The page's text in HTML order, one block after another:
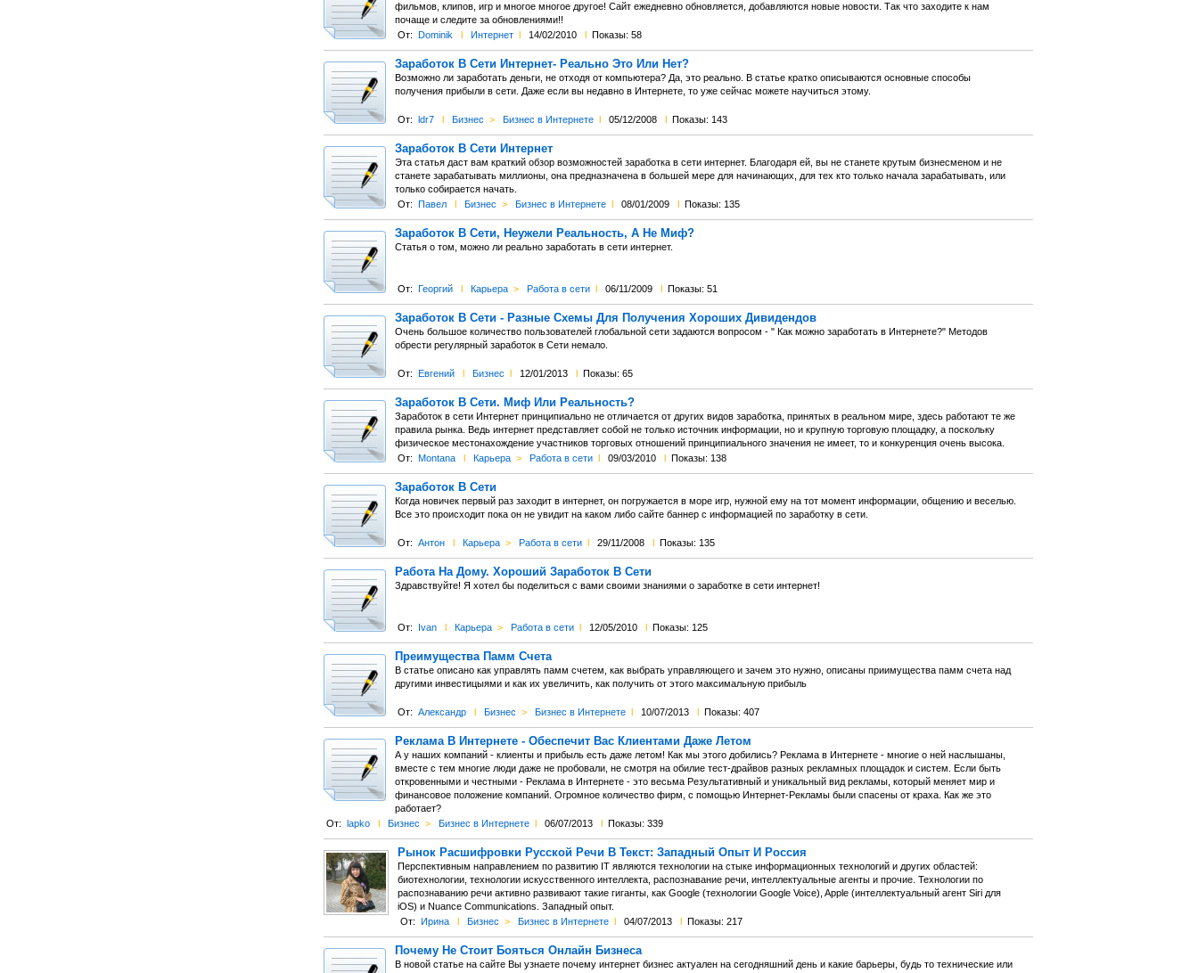
фильмов, клипов, игр и многое многое другое! Сайт ежедневно обновляется, добавляются новые новости. Так что заходите к нам
почаще и следите за обновлениями!!
От: Dominik l Интернет l 14/02/2010 l Показы: 58
Заработок В Сети Интернет- Реально Это Или Нет?
Возможно ли заработать деньги, не отходя от компьютера? Да, это реально. В статье кратко описываются основные способы
получения прибыли в сети. Даже если вы недавно в Интернете, то уже сейчас можете научиться этому.
От: ldr7 l Бизнес > Бизнес в Интернете l 05/12/2008 l Показы: 143
Заработок В Сети Интернет
Эта статья даст вам краткий обзор возможностей заработка в сети интернет. Благодаря ей, вы не станете крутым бизнесменом и не
станете зарабатывать миллионы, она предназначена в большей мере для начинающих, для тех кто только начала зарабатывать, или
только собирается начать.
От: Павел l Бизнес > Бизнес в Интернете l 08/01/2009 l Показы: 135
Заработок В Сети, Неужели Реальность, А Не Миф?
Статья о том, можно ли реально заработать в сети интернет.
От: Георгий l Карьера > Работа в сети l 06/11/2009 l Показы: 51
Заработок В Сети - Разные Схемы Для Получения Хороших Дивидендов
Очень большое количество пользователей глобальной сети задаются вопросом - " Как можно заработать в Интернете?" Методов
обрести регулярный заработок в Сети немало.
От: Евгений l Бизнес l 12/01/2013 l Показы: 65
Заработок В Сети. Миф Или Реальность?
Заработок в сети Интернет принципиально не отличается от других видов заработка, принятых в реальном мире, здесь работают те же
правила рынка. Ведь интернет представляет собой не только источник информации, но и крупную торговую площадку, а поскольку
физическое местонахождение участников торговых отношений принципиального значения не имеет, то и конкуренция очень высока.
От: Montana l Карьера > Работа в сети l 09/03/2010 l Показы: 138
Заработок В Сети
Когда новичек первый раз заходит в интернет, он погружается в море игр, нужной ему на тот момент информации, общению и веселью.
Все это происходит пока он не увидит на каком либо сайте баннер с информацией по заработку в сети.
От: Антон l Карьера > Работа в сети l 29/11/2008 l Показы: 135
Работа На Дому. Хороший Заработок В Сети
Здравствуйте! Я хотел бы поделиться с вами своими знаниями о заработке в сети интернет!
От: Ivan l Карьера > Работа в сети l 12/05/2010 l Показы: 125
Преимущества Памм Счета
В статье описано как управлять памм счетем, как выбрать управляющего и зачем это нужно, описаны приимущества памм счета над
другими инвестицыями и как их увеличить, как получить от этого максимальную прибыль
От: Александр l Бизнес > Бизнес в Интернете l 10/07/2013 l Показы: 407
Реклама В Интернете - Обеспечит Вас Клиентами Даже Летом
А у наших компаний - клиенты и прибыль есть даже летом! Как мы этого добились? Реклама в Интернете - многие о ней наслышаны,
вместе с тем многие люди даже не пробовали, не смотря на обилие тест-драйвов разных рекламных площадок и систем. Если быть
откровенными и честными - Реклама в Интернете - это весьма Результативный и уникальный вид рекламы, который меняет мир и
финансовое положение компаний. Огромное количество фирм, с помощью Интернет-Рекламы были спасены от краха. Как же это
работает?
От: lapko l Бизнес > Бизнес в Интернете l 06/07/2013 l Показы: 339
Рынок Расшифровки Русской Речи В Текст: Западный Опыт И Россия
Перспективным направлением по развитию IT являются технологии на стыке информационных технологий и других областей:
биотехнологии, технологии искусственного интеллекта, распознавание речи, интеллектуальные агенты и прочие. Технологии по
распознаванию речи активно развивают такие гиганты, как Google (технологии Google Voice), Apple (интеллектуальный агент Siri для
iOS) и Nuance Communications. Западный опыт.
От: Ирина l Бизнес > Бизнес в Интернете l 04/07/2013 l Показы: 217
Почему Не Стоит Бояться Онлайн Бизнеса
В новой статье на сайте Вы узнаете почему интернет бизнес актуален на сегодняшний день и какие барьеры, будь то технические или